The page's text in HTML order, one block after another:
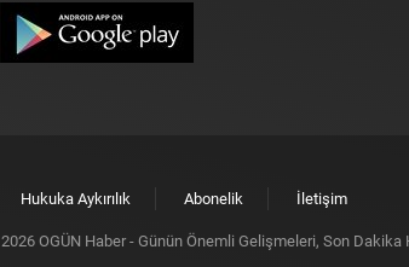
Hukuka Aykırılık Abonelik İletişim
2026 OGÜN Haber - Günün Önemli Gelişmeleri, Son Dakika